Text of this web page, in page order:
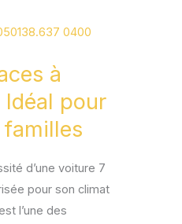
à
Idéal pour
d’une voiture 7
pour son climat
l’une des